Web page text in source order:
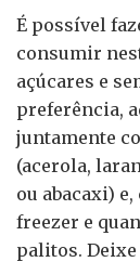
É possível
consumir
açúcares e
preferência,
juntamente
(acerola,
ou abacaxi)
freezer e
palitos.